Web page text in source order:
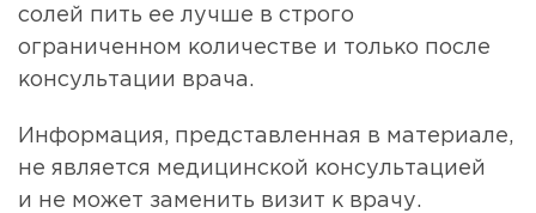
солей пить ее лучше в строго
ограниченном количестве и только после
консультации врача.
Информация, представленная в материале,
не является медицинской консультацией
и не может заменить визит к врачу.